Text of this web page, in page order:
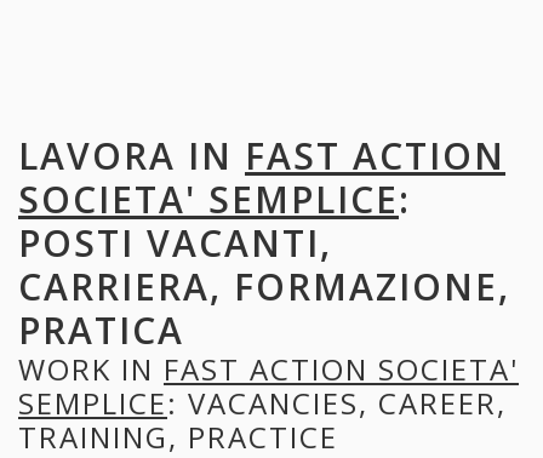
LAVORA IN FAST ACTION
SOCIETA' SEMPLICE:
POSTI VACANTI,
CARRIERA, FORMAZIONE,
PRATICA
WORK IN FAST ACTION SOCIETA'
SEMPLICE: VACANCIES, CAREER,
TRAINING, PRACTICE